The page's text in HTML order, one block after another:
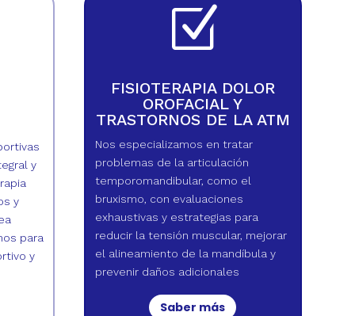
y
y
para
y
Z
FISIOTERAPIA DOLOR
OROFACIAL Y
TRASTORNOS DE LA ATM
Nos especializamos en tratar
problemas de la articulación
temporomandibular, como el
bruxismo, con evaluaciones
exhaustivas y estrategias para
reducir la tensión muscular, mejorar
el alineamiento de la mandíbula y
prevenir daños adicionales
Saber más